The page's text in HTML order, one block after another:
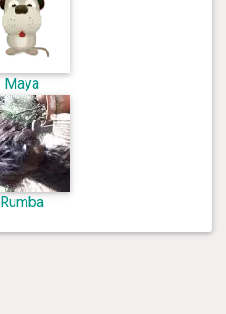
Maya
Rumba